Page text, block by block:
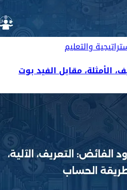
والتعليم
الأمثلة، مقابل الفيد بوت